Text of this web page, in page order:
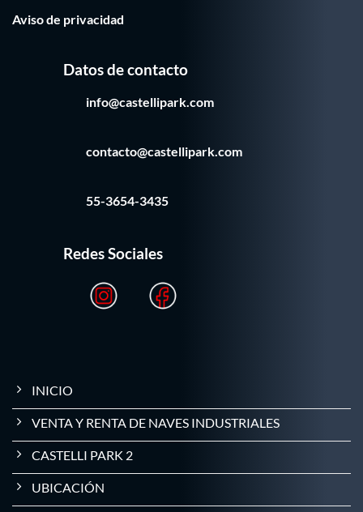
Aviso de privacidad
Datos de contacto
info@castellipark.com
contacto@castellipark.com
55-3654-3435
Redes Sociales
INICIO
VENTA Y RENTA DE NAVES INDUSTRIALES
CASTELLI PARK 2
UBICACIÓN